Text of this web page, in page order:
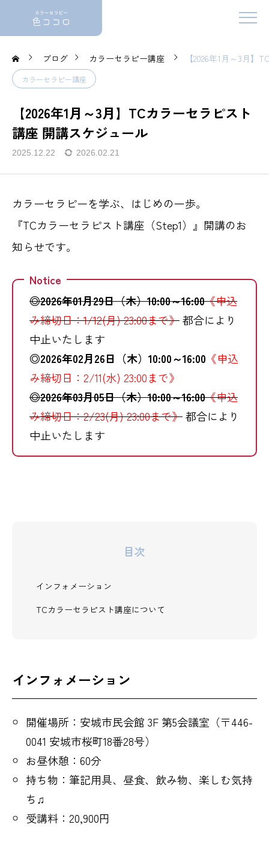
ブログ カラーセラピー講座 【2026年1月～3月
カラーセラピー講座
【2026年1月～3月】TCカラーセラピスト
講座 開講スケジュール
2025.12.22 2026.02.21
カラーセラピーを学ぶ、はじめの一歩。
『TCカラーセラピスト講座（Step1）』開講のお
知らせです。
Notice
◎2026年01月29日（木）10:00～16:00《申込
み締切日：1/12(月) 23:00まで》都合により
中止いたします
◎2026年02月26日（木）10:00～16:00 《申込
み締切日：2/11(水) 23:00まで》
◎2026年03月05日（木）10:00～16:00《申込
み締切日：2/23(月) 23:00まで》都合により
中止いたします
目次
インフォメーション
TCカラーセラピスト講座について
インフォメーション
開催場所：安城市民会館 3F 第5会議室（〒446-
0041 安城市桜町18番28号）
お昼休憩：60分
持ち物：筆記用具、昼食、飲み物、楽しむ気持
ち♫
受講料：20,900円